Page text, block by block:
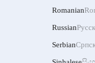
Romanian
Russian
Serbian